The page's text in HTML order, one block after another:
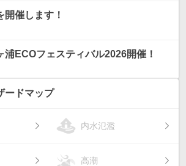
催します！
浦ECOフェスティバル2026開催！
ードマップ
内水氾濫
高潮